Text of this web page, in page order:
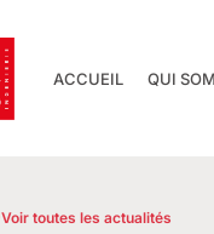
ACCUEIL QUI
Voir toutes les actualités